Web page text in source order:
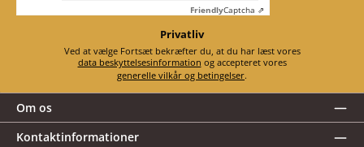
FriendlyCaptcha ⇗
Privatliv
Ved at vælge Fortsæt bekræfter du, at du har læst vores
data beskyttelsesinformation
og accepteret vores
generelle vilkår og betingelser.
Om os
Kontaktinformationer